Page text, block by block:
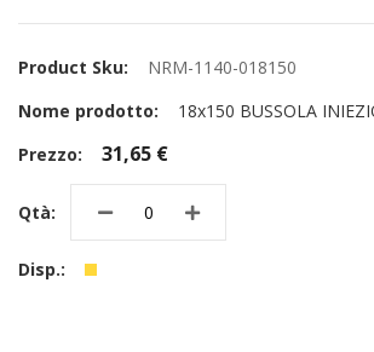
NRM-1140-018150
18x150 BUSSOLA
31,65 €